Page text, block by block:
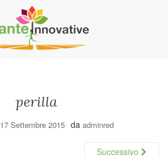
perilla
17 Settembre 2015 da adminred
Successivo